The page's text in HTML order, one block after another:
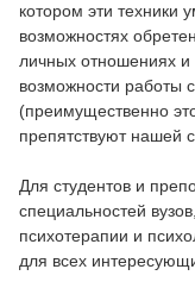
котором эти техники
возможностях
личных отношениях
возможности работы
(преимущественно
препятствуют нашей
Для студентов и
специальностей
психотерапии и
для всех